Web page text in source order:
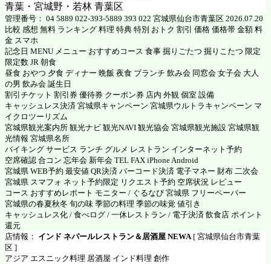
青葉・宮城野・若林 青葉区
管理番号： 04 5889 022-393-5889 393 022 宮城県仙台市青葉区 2026.07.20
比較 感想 無料 ランキング 料理 特典 特別 おトク 割引 価格 価格帯 金額 料
金 スマホ
記念日 MENU メニュー おすすめコース 食事 掘りごたつ 掘りこたつ 限定
限定数 JR 朝食
昼食 おやつ 夕食 ディナー 晩飯 夜食 ブランチ 飲み会 同窓会 女子会 大人
の男 飲み会 誕生日
割引チケット 割引券 優待券 クーポン券 店内 外観 個室 設備
キャッシュレス決済 宮城県キャンペーン 宮城県ウルトラキャンペーン マ
イクロツーリズム
宮城県観光案内所 観光ナビ 観光NAVI 観光協会 宮城県観光施設 宮城県観
光情報 宮城県名所
バイキング サービス ランチ グルメ レストラン インターネット予約
空席確認 合コン 忘年会 新年会 TEL FAX iPhone Android
宮城県 WEB予約 最安値 QR決済 バーコード決済 電子マネー 財布 二次会
宮城県 スマフォ ネット予約限定 リクエスト予約 空席状況 レビュー
コース おすすめレポート モニター / ぐるなび 宮城県 フリーペーパー
宮城県の春夏秋冬 旬の味 季節の料理 季節の味覚 値引き
キャッシュレス化 / 食べログ / 一休レストラン / 電子決済 飲食店 ポイント
還元
店情報： インド ネパールレストラン＆居酒屋 NEWA[ 宮城県仙台市青葉
区 ]
アジア エスニック料理 居酒屋 インド料理 創作